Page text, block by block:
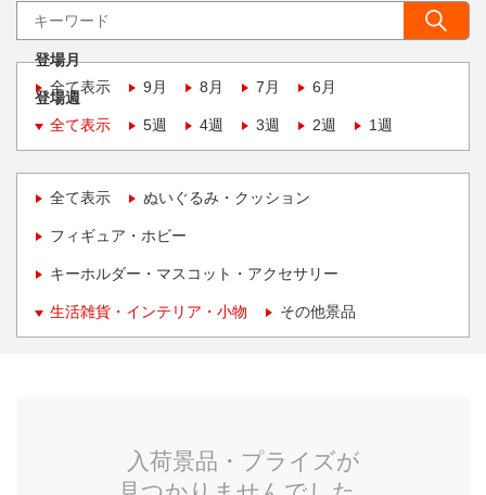
登場月
全て表示
9月 8月 7月 6月
登場週
全て表示
5週 4週 3週 2週 1週
全て表示 ぬいぐるみ・クッション
フィギュア・ホビー
キーホルダー・マスコット・アクセサリー
生活雑貨・インテリア・小物 その他景品